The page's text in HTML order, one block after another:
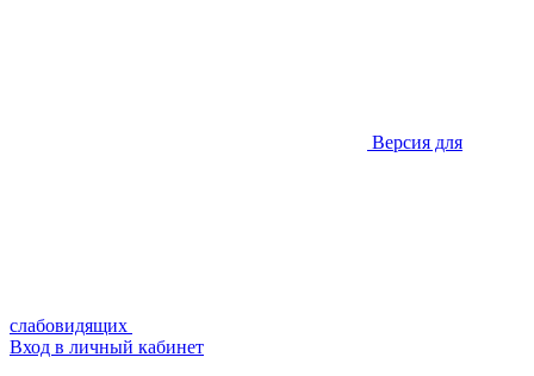
Версия для
слабовидящих
Вход в личный кабинет